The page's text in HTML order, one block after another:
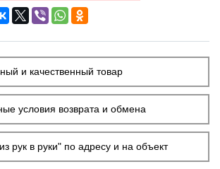
и качественный товар
условия возврата и обмена
рук в руки" по адресу и на объект